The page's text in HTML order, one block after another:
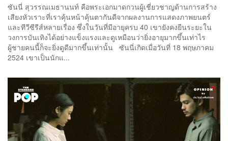
ซันนี่ สุวรรณเมธานนท์ คือพระเอกมาดกวนผู้เชี่ยวชาญด้านการสร้าง
เสียงหัวเราะที่เราคุ้นหน้าคุ้นตากันดีจากผลงานการแสดงภาพยนตร์
และทีวีซีรีส์หลายเรื่อง ซึ่งในวันที่มีอายุครบ 40 เขายังคงยืนระยะใน
วงการบันเทิงได้อย่างแข็งแรงและดูเหมือนว่ายิ่งอายุมากขึ้นเท่าไร
ผู้ชายคนนี้ก็จะยิ่งดูดีมากขึ้นเท่านั้น ซันนี่เกิดเมื่อวันที่ 18 พฤษภาคม
2524 เขาเป็นนักแ...